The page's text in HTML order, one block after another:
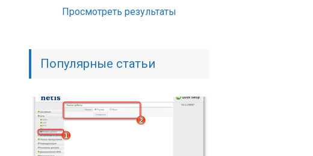
Просмотреть результаты
Популярные статьи